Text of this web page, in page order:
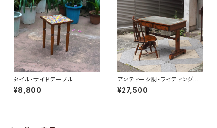
タイル・サイドテーブル
¥8,800
アンティーク調・ライティングデ
スク
¥27,500